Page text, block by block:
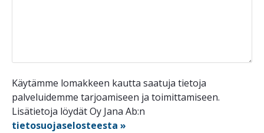
Käytämme lomakkeen kautta saatuja tietoja
palveluidemme tarjoamiseen ja toimittamiseen.
Lisätietoja löydät Oy Jana Ab:n
tietosuojaselosteesta »